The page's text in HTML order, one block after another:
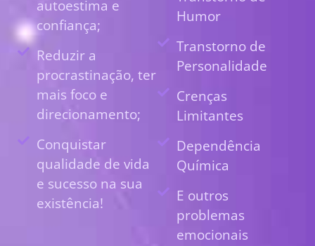
autoestima e
confiança;
Reduzir a
procrastinação, ter
mais foco e
direcionamento;
Conquistar
qualidade de vida
e sucesso na sua
existência!
Humor
Transtorno de
Personalidade
Crenças
Limitantes
Dependência
Química
E outros
problemas
emocionais